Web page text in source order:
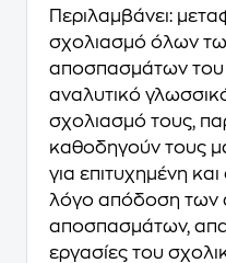
Περιλαμβάνει:
σχολιασμό όλων
αποσπασμάτων του
αναλυτικό
σχολιασμό τους,
καθοδηγούν τους
για επιτυχημένη
λόγο απόδοση των
αποσπασμάτων,
εργασίες του